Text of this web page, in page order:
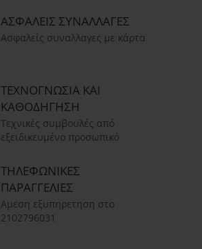
ΑΣΦΑΛΕΊΣ ΣΥΝΑΛΛΑΓΈΣ
Ασφαλείς συναλλαγες με κάρτα
ΤΕΧΝΟΓΝΩΣΊΑ ΚΑΙ
ΚΑΘΟΔΉΓΗΣΗ
Τεχνικές συμβουλές από
εξειδικευμένο προσωπικό
ΤΗΛΕΦΩΝΙΚΈΣ
ΠΑΡΑΓΓΕΛΊΕΣ
Αμεση εξυπηρετηση στο
2102796031